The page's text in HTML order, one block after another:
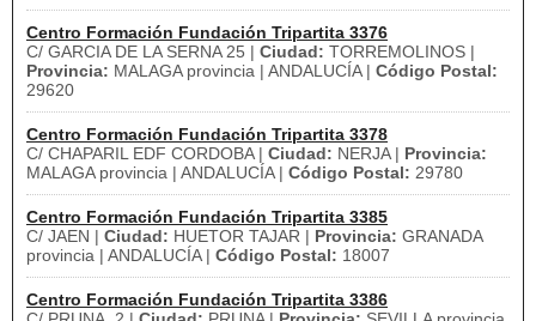
Centro Formación Fundación Tripartita 3376
C/ GARCIA DE LA SERNA 25 | Ciudad: TORREMOLINOS |
Provincia: MALAGA provincia | ANDALUCÍA | Código Postal:
29620
Centro Formación Fundación Tripartita 3378
C/ CHAPARIL EDF CORDOBA | Ciudad: NERJA | Provincia:
MALAGA provincia | ANDALUCÍA | Código Postal: 29780
Centro Formación Fundación Tripartita 3385
C/ JAEN | Ciudad: HUETOR TAJAR | Provincia: GRANADA
provincia | ANDALUCÍA | Código Postal: 18007
Centro Formación Fundación Tripartita 3386